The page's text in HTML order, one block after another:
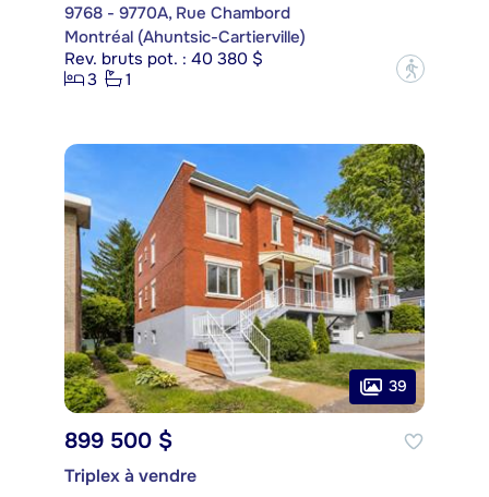
9768 - 9770A, Rue Chambord
Montréal (Ahuntsic-Cartierville)
Rev. bruts pot. : 40 380 $
3
1 ?
39
899 500 $
Triplex à vendre